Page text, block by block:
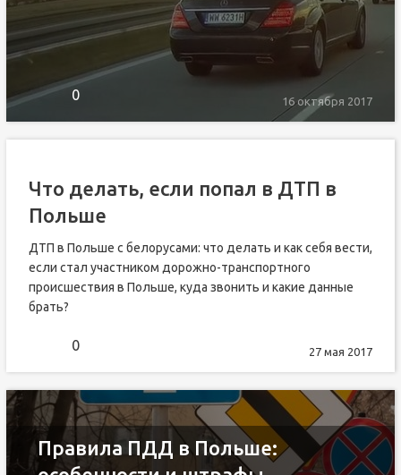
0 16 октября 2017
Что делать, если попал в ДТП в
Польше
ДТП в Польше с белорусами: что делать и как себя вести,
если стал участником дорожно-транспортного
происшествия в Польше, куда звонить и какие данные
брать?
0 27 мая 2017
Правила ПДД в Польше: